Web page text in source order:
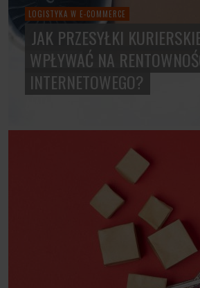
LOGISTYKA W E-COMMERCE
JAK PRZESYŁKI
WPŁYWAĆ NA
INTERNETOWEGO?